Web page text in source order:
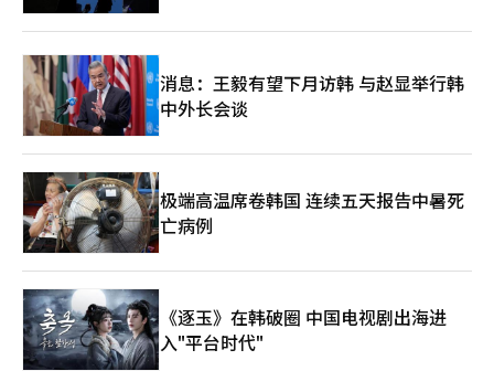
消息：王毅有望下月访韩 与赵显举行韩
中外长会谈
极端高温席卷韩国 连续五天报告中暑死
亡病例
《逐玉》在韩破圈 中国电视剧出海进
入"平台时代"